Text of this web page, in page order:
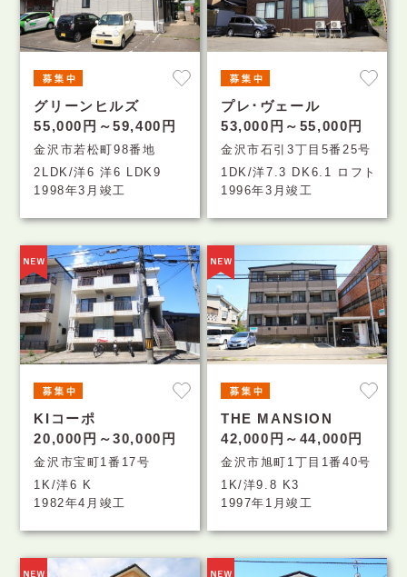
グリーンヒルズ
55,000円～59,400円
金沢市若松町98番地
2LDK/洋6 洋6 LDK9
1998年3月竣工
プレ･ヴェール
53,000円～55,000円
金沢市石引3丁目5番25号
1DK/洋7.3 DK6.1 ロフト
1996年3月竣工
KIコーポ
20,000円～30,000円
金沢市宝町1番17号
1K/洋6 K
1982年4月竣工
THE MANSION
42,000円～44,000円
金沢市旭町1丁目1番40号
1K/洋9.8 K3
1997年1月竣工